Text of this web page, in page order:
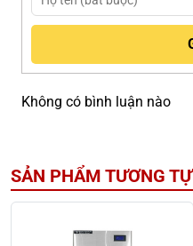
Không có bình luận nào
SẢN PHẨM TƯƠNG TỰ